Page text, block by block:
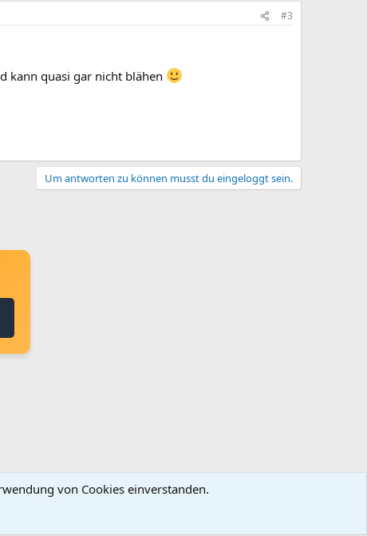
#3
kann quasi gar nicht blähen
Um antworten zu können musst du eingeloggt sein.
und Regeln Datenschutz Hilfe
von Cookies einverstanden.